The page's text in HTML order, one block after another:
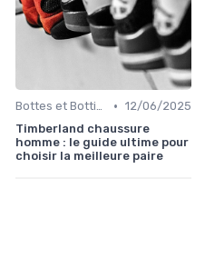
Bottes et Bottines • 12/06/2025
Timberland chaussure
homme : le guide ultime pour
choisir la meilleure paire